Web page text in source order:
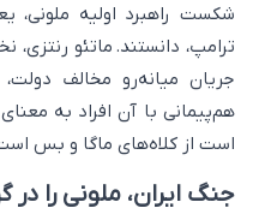
شکست راهبرد اولیه ملونی،
ترامپ، دانستند. ماتئو
جریان میانه‌رو مخالف دولت،
هم‌پیمانی با آن افراد به
است از کلاه‌های ماگا و بس
جنگ ایران، ملونی را در